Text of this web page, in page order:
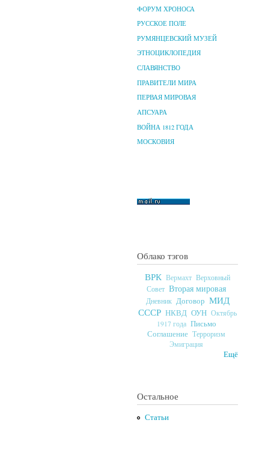
ФОРУМ ХРОНОСА
РУССКОЕ ПОЛЕ
РУМЯНЦЕВСКИЙ МУЗЕЙ
ЭТНОЦИКЛОПЕДИЯ
СЛАВЯНСТВО
ПРАВИТЕЛИ МИРА
ПЕРВАЯ МИРОВАЯ
АПСУАРА
ВОЙНА 1812 ГОДА
МОСКОВИЯ
Облако тэгов
ВРК Вермахт Верховный
Совет Вторая мировая
Дневник Договор МИД
СССР НКВД ОУН Октябрь
1917 года Письмо
Соглашение Терроризм
Эмиграция
Ещё
Остальное
Статьи